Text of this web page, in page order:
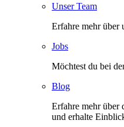
Unser Team
Erfahre mehr über
Jobs
Möchtest du bei
Blog
Erfahre mehr über
und erhalte